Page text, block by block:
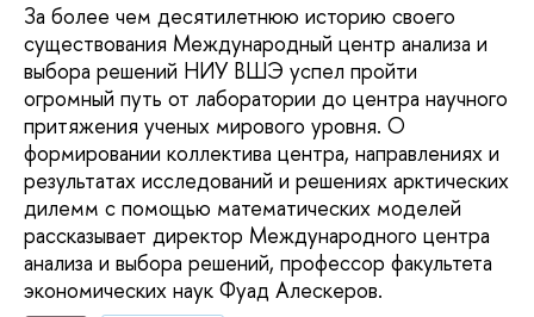
За более чем десятилетнюю историю своего
существования Международный центр анализа и
выбора решений НИУ ВШЭ успел пройти
огромный путь от лаборатории до центра научного
притяжения ученых мирового уровня. О
формировании коллектива центра, направлениях и
результатах исследований и решениях арктических
дилемм с помощью математических моделей
рассказывает директор Международного центра
анализа и выбора решений, профессор факультета
экономических наук Фуад Алескеров.